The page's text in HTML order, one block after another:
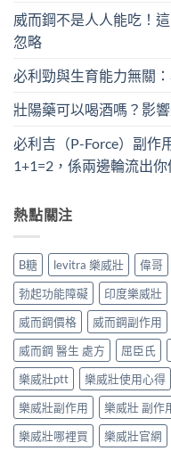
威而鋼不是人人能吃！
忽略
必利勁與生育能力無關
壯陽藥可以喝酒嗎？影
必利吉（P-Force）副作
1+1=2，係兩邊輪流出
熱點關注
B糖 levitra 樂威壯 偉哥
勃起功能障礙
印度樂威壯
威而鋼價格
威而鋼副作用
威而鋼 醫生 處方
屈臣氏
樂威壯ptt
樂威壯使用心得
樂威壯副作用
樂威壯 副作
樂威壯哪裡買
樂威壯官網